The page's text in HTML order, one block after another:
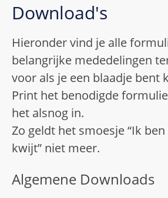
Download's
Hieronder vind je alle
belangrijke mededelingen
voor als je een blaadje bent
Print het benodigde
het alsnog in.
Zo geldt het smoesje “Ik
kwijt” niet meer.
Algemene Downloads